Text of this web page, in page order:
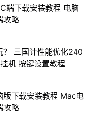
端下载安装教程 电脑
攻略
？ 三国计性能优化240
机 按键设置教程
版下载安装教程 Mac电
攻略